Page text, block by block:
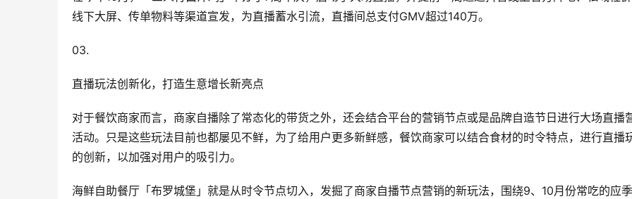
线下大屏、传单物料等渠道宣发，为直播蓄水引流，直播间总支付GMV超过140万。
03.
直播玩法创新化，打造生意增长新亮点
对于餐饮商家而言，商家自播除了常态化的带货之外，还会结合平台的营销节点或是品牌自造节日进行大场直播
活动。只是这些玩法目前也都屡见不鲜，为了给用户更多新鲜感，餐饮商家可以结合食材的时令特点，进行直播
的创新，以加强对用户的吸引力。
海鲜自助餐厅「布罗城堡」就是从时令节点切入，发掘了商家自播节点营销的新玩法，围绕9、10月份常吃的应